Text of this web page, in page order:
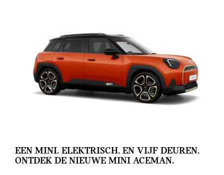
EEN MINI. ELEKTRISCH. EN VIJF DEUREN.
ONTDEK DE NIEUWE MINI ACEMAN.